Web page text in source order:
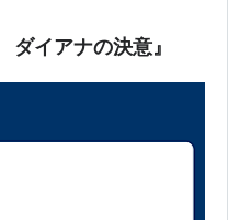
イアナの決意』